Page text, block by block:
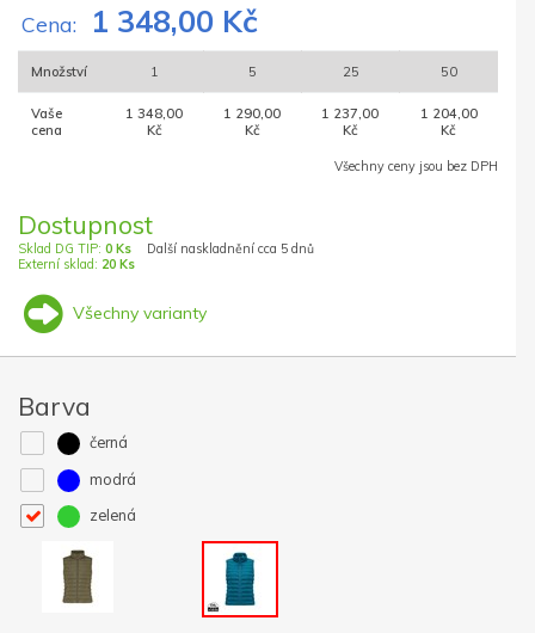
Cena: 1 348,00 Kč
Množství 1 5 25 50
Vaše
cena
1 348,00
Kč
1 290,00
Kč
1 237,00
Kč
1 204,00
Kč
Všechny ceny jsou bez DPH
Dostupnost
Sklad DG TIP: 0 Ks
Externí sklad: 20 Ks
Další naskladnění cca 5 dnů
Všechny varianty
Barva
černá
modrá
zelená